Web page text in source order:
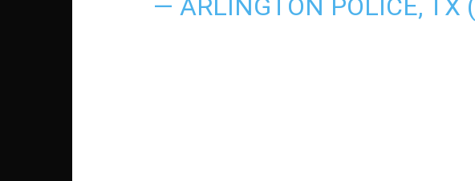
— ARLINGTON POLICE, TX